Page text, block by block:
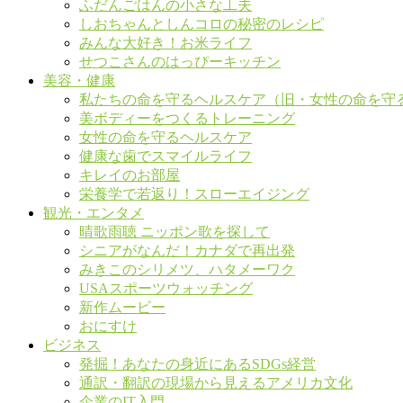
ふだんごはんの小さな工夫
しおちゃんとしんコロの秘密のレシピ
みんな大好き！お米ライフ
せつこさんのはっぴーキッチン
美容・健康
私たちの命を守るヘルスケア（旧・女性の命を守
美ボディーをつくるトレーニング
女性の命を守るヘルスケア
健康な歯でスマイルライフ
キレイのお部屋
栄養学で若返り！スローエイジング
観光・エンタメ
晴歌雨聴 ニッポン歌を探して
シニアがなんだ！カナダで再出発
みきこのシリメツ、ハタメーワク
USAスポーツウォッチング
新作ムービー
おにすけ
ビジネス
発掘！あなたの身近にあるSDGs経営
通訳・翻訳の現場から見えるアメリカ文化